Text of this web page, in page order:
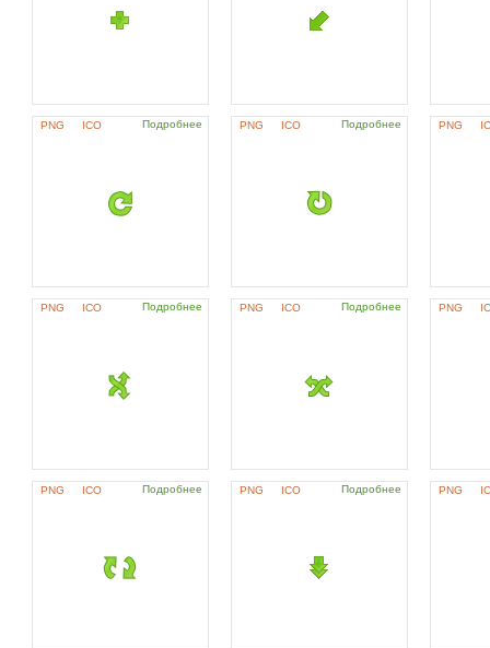
PNG ICO Подробнее PNG ICO Подробнее PNG
PNG ICO Подробнее PNG ICO Подробнее PNG
PNG ICO Подробнее PNG ICO Подробнее PNG